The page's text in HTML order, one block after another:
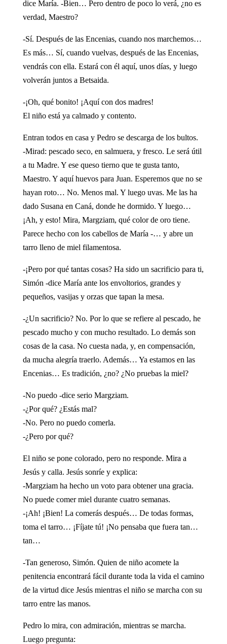
dice María. -Bien… Pero dentro de poco lo verá, ¿no es
verdad, Maestro?
-Sí. Después de las Encenias, cuando nos marchemos…
Es más… Sí, cuando vuelvas, después de las Encenias,
vendrás con ella. Estará con él aquí, unos días, y luego
volverán juntos a Betsaida.
-¡Oh, qué bonito! ¡Aquí con dos madres!
El niño está ya calmado y contento.
Entran todos en casa y Pedro se descarga de los bultos.
-Mirad: pescado seco, en salmuera, y fresco. Le será útil
a tu Madre. Y ese queso tierno que te gusta tanto,
Maestro. Y aquí huevos para Juan. Esperemos que no se
hayan roto… No. Menos mal. Y luego uvas. Me las ha
dado Susana en Caná, donde he dormido. Y luego…
¡Ah, y esto! Mira, Margziam, qué color de oro tiene.
Parece hecho con los cabellos de María -… y abre un
tarro lleno de miel filamentosa.
-¡Pero por qué tantas cosas? Ha sido un sacrificio para ti,
Simón -dice María ante los envoltorios, grandes y
pequeños, vasijas y orzas que tapan la mesa.
-¿Un sacrificio? No. Por lo que se refiere al pescado, he
pescado mucho y con mucho resultado. Lo demás son
cosas de la casa. No cuesta nada, y, en compensación,
da mucha alegría traerlo. Además… Ya estamos en las
Encenias… Es tradición, ¿no? ¿No pruebas la miel?
-No puedo -dice serio Margziam.
-¿Por qué? ¿Estás mal?
-No. Pero no puedo comerla.
-¿Pero por qué?
El niño se pone colorado, pero no responde. Mira a
Jesús y calla. Jesús sonríe y explica:
-Margziam ha hecho un voto para obtener una gracia.
No puede comer miel durante cuatro semanas.
-¡Ah! ¡Bien! La comerás después… De todas formas,
toma el tarro… ¡Fíjate tú! ¡No pensaba que fuera tan…
tan…
-Tan generoso, Simón. Quien de niño acomete la
penitencia encontrará fácil durante toda la vida el camino
de la virtud ­dice Jesús mientras el niño se marcha con su
tarro entre las manos.
Pedro lo mira, con admiración, mientras se marcha.
Luego pregunta: